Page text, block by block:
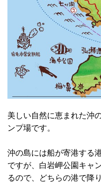
美しい自然に恵まれた沖
ンプ場です。
沖の島には船が寄港する
ですが、白岩岬公園キャ
るので、どちらの港で降